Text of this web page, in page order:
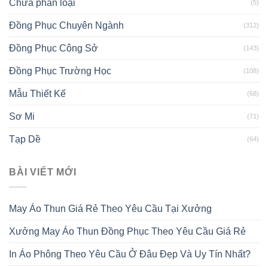
Chưa phân loại (5)
Đồng Phục Chuyên Ngành (312)
Đồng Phục Công Sở (143)
Đồng Phục Trường Học (108)
Mẫu Thiết Kế (68)
Sơ Mi (71)
Tạp Dề (64)
BÀI VIẾT MỚI
May Áo Thun Giá Rẻ Theo Yêu Cầu Tại Xưởng
Xưởng May Áo Thun Đồng Phục Theo Yêu Cầu Giá Rẻ
In Áo Phông Theo Yêu Cầu Ở Đâu Đẹp Và Uy Tín Nhất?